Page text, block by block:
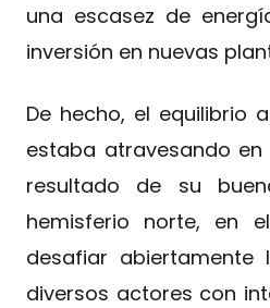
una escasez de
inversión en nuevas
De hecho, el equilibrio
estaba atravesando
resultado de su
hemisferio norte, en
desafiar abiertamente
diversos actores con